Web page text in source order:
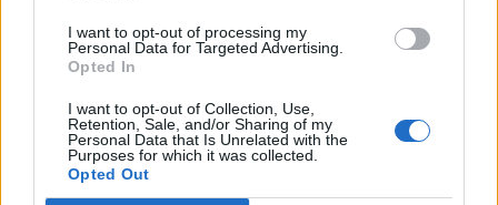
I want to opt-out of processing my
Personal Data for Targeted Advertising.
Opted In
I want to opt-out of Collection, Use,
Retention, Sale, and/or Sharing of my
Personal Data that Is Unrelated with the
Purposes for which it was collected.
Opted Out